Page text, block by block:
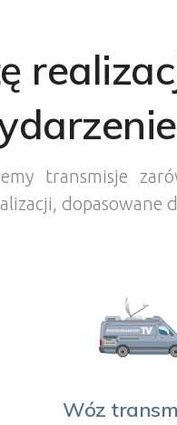
transmisje
dopasowane
Wóz